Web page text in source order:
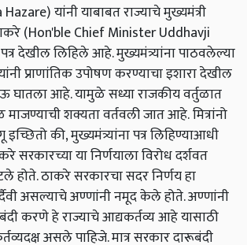
यांनी याबाबत राज्याचे मुख्यमंत्री
(Hon'ble Chief Minister Uddhavji
देखील लिहिले आहे. मुख्यमंत्र्यांना पाठवलेल्या
प्राणांतिक उपोषण करण्याचा इशारा देखील
घातला आहे. यामुळे सध्या राजकीय वर्तुळात
शक्यता वर्तवली जात आहे.मित्रांनो
की, मुख्यमंत्र्यांना पत्र लिहिण्याआधी
सरकारच्या या निर्णयाला विरोध दर्शवत
होते. ठाकरे सरकारचा सदर निर्णय हा
असल्याचे अण्णांनी नमूद केले होते. अण्णांनी
करणे हे राज्याचे आद्यकर्तव्य आहे यासाठी
असले पाहिजे. मात्र सरकार दारूबंदी